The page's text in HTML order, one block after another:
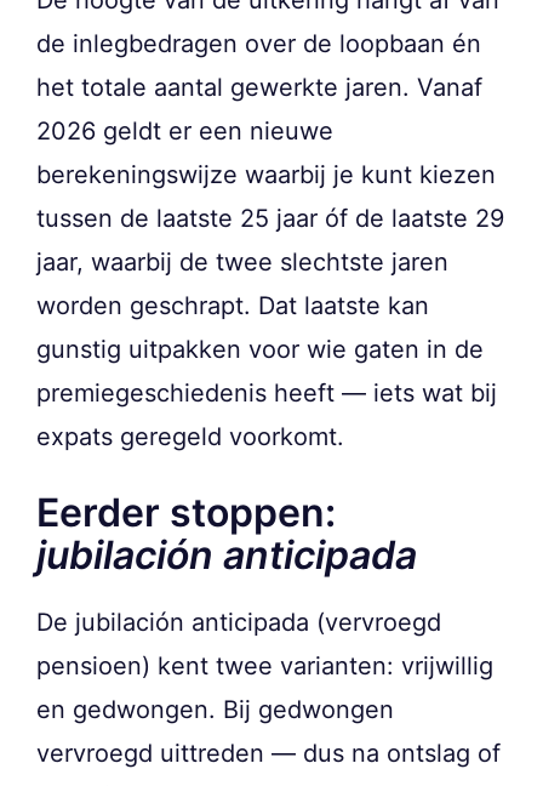
de inlegbedragen over de loopbaan én
het totale aantal gewerkte jaren. Vanaf
2026 geldt er een nieuwe
berekeningswijze waarbij je kunt kiezen
tussen de laatste 25 jaar óf de laatste 29
jaar, waarbij de twee slechtste jaren
worden geschrapt. Dat laatste kan
gunstig uitpakken voor wie gaten in de
premiegeschiedenis heeft — iets wat bij
expats geregeld voorkomt.
Eerder stoppen:
jubilación anticipada
De jubilación anticipada (vervroegd
pensioen) kent twee varianten: vrijwillig
en gedwongen. Bij gedwongen
vervroegd uittreden — dus na ontslag of